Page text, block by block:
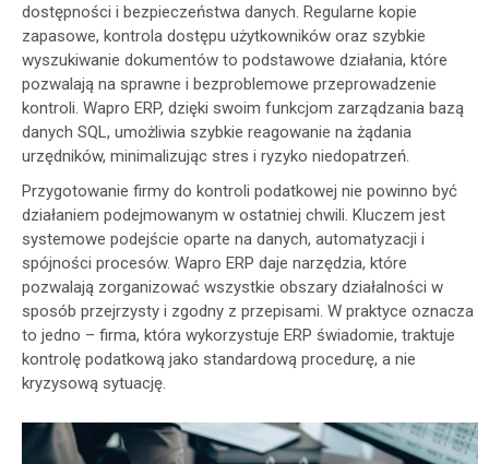
dostępności i bezpieczeństwa danych. Regularne kopie
zapasowe, kontrola dostępu użytkowników oraz szybkie
wyszukiwanie dokumentów to podstawowe działania, które
pozwalają na sprawne i bezproblemowe przeprowadzenie
kontroli. Wapro ERP, dzięki swoim funkcjom zarządzania bazą
danych SQL, umożliwia szybkie reagowanie na żądania
urzędników, minimalizując stres i ryzyko niedopatrzeń.
Przygotowanie firmy do kontroli podatkowej nie powinno być
działaniem podejmowanym w ostatniej chwili. Kluczem jest
systemowe podejście oparte na danych, automatyzacji i
spójności procesów. Wapro ERP daje narzędzia, które
pozwalają zorganizować wszystkie obszary działalności w
sposób przejrzysty i zgodny z przepisami. W praktyce oznacza
to jedno – firma, która wykorzystuje ERP świadomie, traktuje
kontrolę podatkową jako standardową procedurę, a nie
kryzysową sytuację.